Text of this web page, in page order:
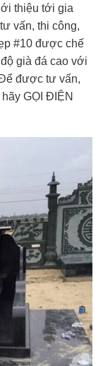
thiệu tới gia
vấn, thi công,
#10 được chế
già đá cao với
được tư vấn,
GỌI ĐIỆN